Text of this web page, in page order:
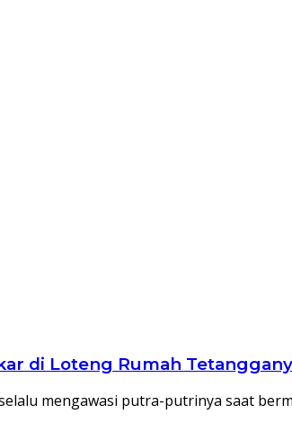
di Loteng Rumah
mengawasi putra-putrinya saat